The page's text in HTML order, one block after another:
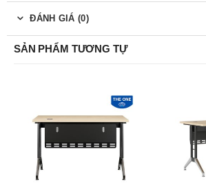
ĐÁNH GIÁ (0)
SẢN PHẨM TƯƠNG TỰ